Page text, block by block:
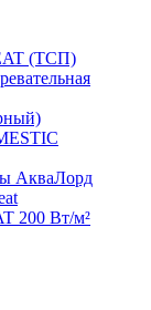
(ТСП)
АкваЛорд
200 Вт/м²